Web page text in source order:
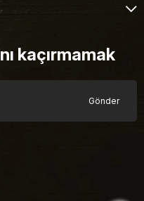
kaçırmamak
Gönder